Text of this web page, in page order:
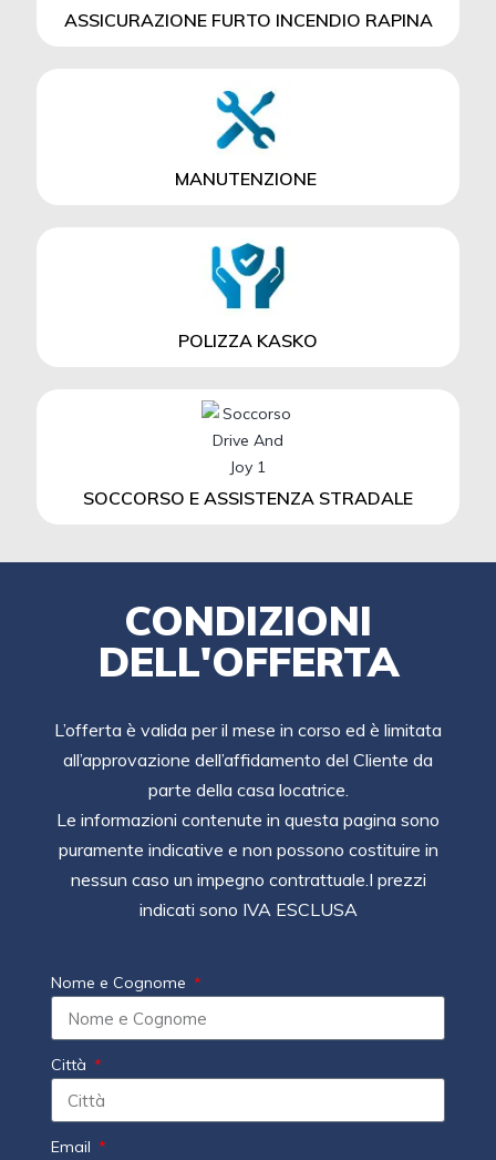
ASSICURAZIONE FURTO INCENDIO RAPINA
MANUTENZIONE
POLIZZA KASKO
SOCCORSO E ASSISTENZA STRADALE
CONDIZIONI
DELL'OFFERTA
L’offerta è valida per il mese in corso ed è limitata
all’approvazione dell’affidamento del Cliente da
parte della casa locatrice.
Le informazioni contenute in questa pagina sono
puramente indicative e non possono costituire in
nessun caso un impegno contrattuale.I prezzi
indicati sono IVA ESCLUSA
Nome e Cognome
Città
Email